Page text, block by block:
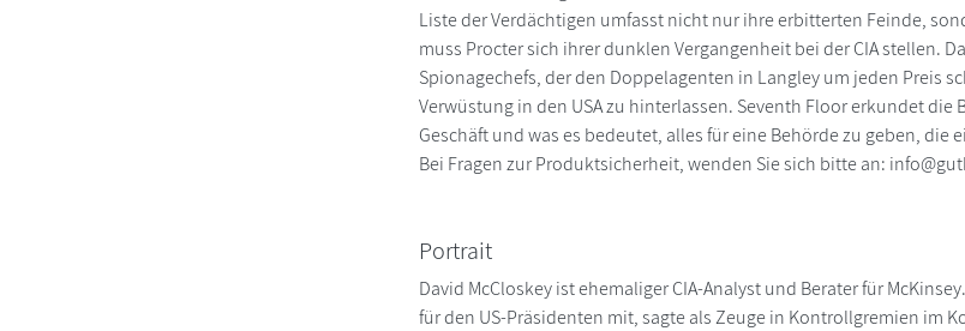
Liste der Verdächtigen umfasst nicht nur ihre erbitterten Feinde,
muss Procter sich ihrer dunklen Vergangenheit bei der CIA stellen.
Spionagechefs, der den Doppelagenten in Langley um jeden Preis
Verwüstung in den USA zu hinterlassen. Seventh Floor erkundet
Geschäft und was es bedeutet, alles für eine Behörde zu geben, die
Bei Fragen zur Produktsicherheit, wenden Sie sich bitte an:
Portrait
David McCloskey ist ehemaliger CIA-Analyst und Berater für
für den US-Präsidenten mit, sagte als Zeuge in Kontrollgremien im